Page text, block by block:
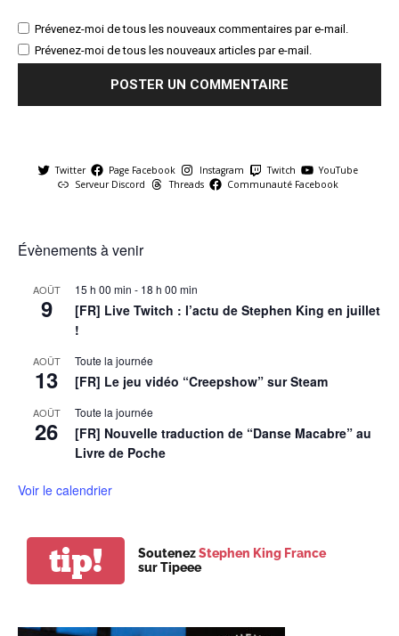
Prévenez-moi de tous les nouveaux commentaires par e-mail.
Prévenez-moi de tous les nouveaux articles par e-mail.
Twitter Page Facebook Instagram Twitch
YouTube
Serveur Discord
Threads Communauté Facebook
Évènements à venir
AOÛT
9
15 h 00 min - 18 h 00 min
[FR] Live Twitch : l’actu de Stephen King en juillet
!
AOÛT
13
Toute la journée
[FR] Le jeu vidéo “Creepshow” sur Steam
AOÛT
26
Toute la journée
[FR] Nouvelle traduction de “Danse Macabre” au
Livre de Poche
Voir le calendrier
tip! SoutenezStephen King France
sur Tipeee